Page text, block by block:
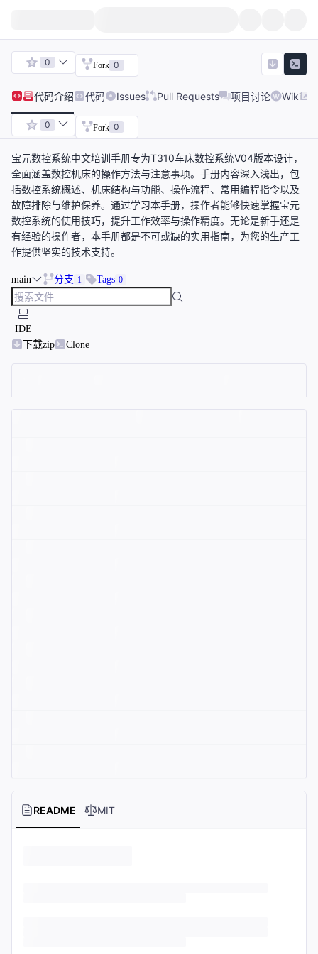
0 Fork 0
代码介绍 代码 Issues Pull Requests 项目讨论 Wiki
0 Fork 0
宝元数控系统中文培训手册专为T310车床数控系统V04版本设计，
全面涵盖数控机床的操作方法与注意事项。手册内容深入浅出，包
括数控系统概述、机床结构与功能、操作流程、常用编程指令以及
故障排除与维护保养。通过学习本手册，操作者能够快速掌握宝元
数控系统的使用技巧，提升工作效率与操作精度。无论是新手还是
有经验的操作者，本手册都是不可或缺的实用指南，为您的生产工
作提供坚实的技术支持。
main 分支 1 Tags 0
IDE
下载zip
Clone
README MIT